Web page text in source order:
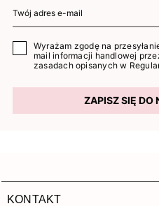
Wyrażam zgodę na
mail informacji handlowej
zasadach opisanych w
ZAPISZ SIĘ DO
KONTAKT